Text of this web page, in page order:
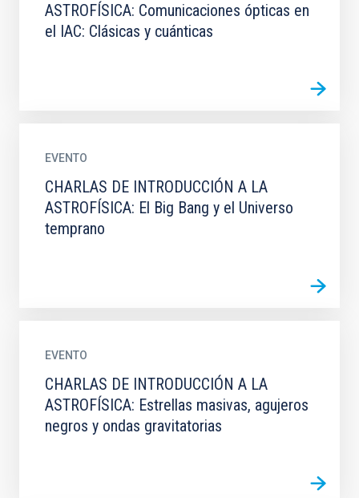
ASTROFÍSICA: Comunicaciones ópticas en
el IAC: Clásicas y cuánticas
EVENTO
CHARLAS DE INTRODUCCIÓN A LA
ASTROFÍSICA: El Big Bang y el Universo
temprano
EVENTO
CHARLAS DE INTRODUCCIÓN A LA
ASTROFÍSICA: Estrellas masivas, agujeros
negros y ondas gravitatorias